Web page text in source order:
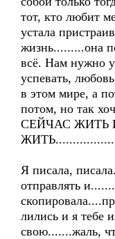
тот, кто любит
устала
жизнь.........она
всё. Нам нужно
успевать,
в этом мире, а
потом, но так
СЕЙЧАС ЖИТЬ
Я писала,
отправлять
лились и я тебе
свою.......жаль,